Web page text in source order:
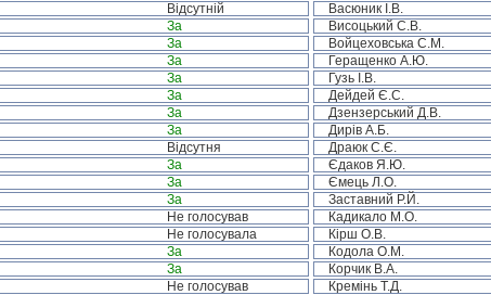
Відсутній Васюник І.В.
За Висоцький С.В.
За Войцеховська С.М.
За Геращенко А.Ю.
За Гузь І.В.
За Дейдей Є.С.
За Дзензерський Д.В.
За Дирів А.Б.
Відсутня Драюк С.Є.
За Єдаков Я.Ю.
За Ємець Л.О.
За Заставний Р.Й.
Не голосував Кадикало М.О.
Не голосувала Кірш О.В.
За Кодола О.М.
За Корчик В.А.
Не голосував Кремінь Т.Д.